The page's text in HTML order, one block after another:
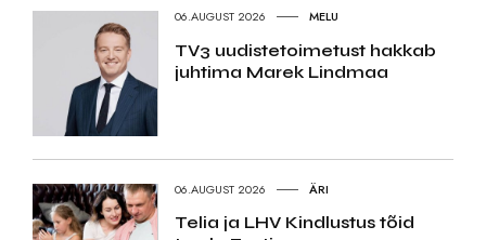
06.AUGUST 2026 MELU
TV3 uudistetoimetust hakkab
juhtima Marek Lindmaa
06.AUGUST 2026 ÄRI
Telia ja LHV Kindlustus tõid